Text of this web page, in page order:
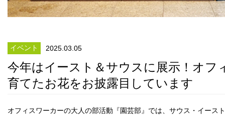
イベント 2025.03.05
今年はイースト＆サウスに展示！オフ
育てたお花をお披露目しています
オフィスワーカーの大人の部活動『園芸部』では、サウス・イース